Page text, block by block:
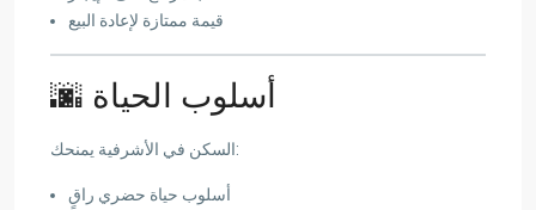
قيمة ممتازة لإعادة البيع
🌆 أسلوب الحياة
السكن في الأشرفية يمنحك:
أسلوب حياة حضري راقٍ